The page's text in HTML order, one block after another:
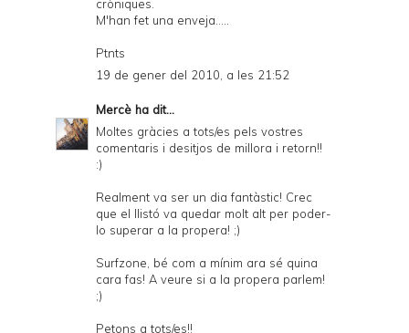
cròniques.
M'han fet una enveja.....
Ptnts
19 de gener del 2010, a les 21:52
Mercè ha dit...
Moltes gràcies a tots/es pels vostres
comentaris i desitjos de millora i retorn!!
:)
Realment va ser un dia fantàstic! Crec
que el llistó va quedar molt alt per poder-
lo superar a la propera! ;)
Surfzone, bé com a mínim ara sé quina
cara fas! A veure si a la propera parlem!
;)
Petons a tots/es!!